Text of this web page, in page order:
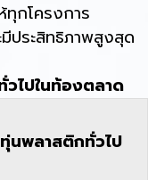
ทุกโครงการ
ประสิทธิภาพสูงสุด
ไปในท้องตลาด
ทุ่นพลาสติกทั่วไป